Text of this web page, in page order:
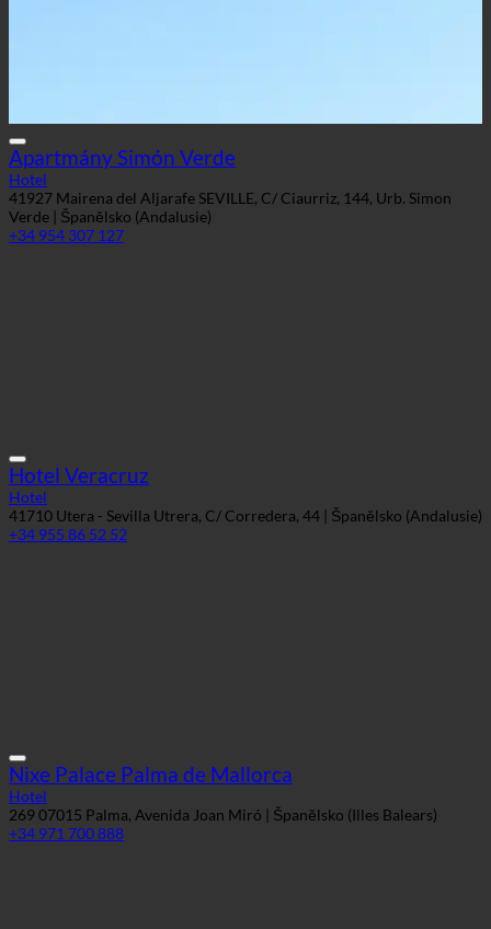
Apartmány Simón Verde
Hotel
41927 Mairena del Aljarafe SEVILLE, C/ Ciaurriz, 144, Urb. Simon
Verde | Španělsko (Andalusie)
+34 954 307 127
Hotel Veracruz
Hotel
41710 Utera - Sevilla Utrera, C/ Corredera, 44 | Španělsko (Andalusie)
+34 955 86 52 52
Nixe Palace Palma de Mallorca
Hotel
269 07015 Palma, Avenida Joan Miró | Španělsko (Illes Balears)
+34 971 700 888